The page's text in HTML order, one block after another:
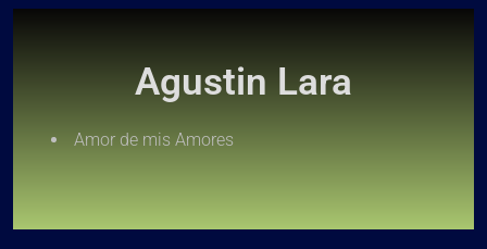
Agustin Lara
Amor de mis Amores